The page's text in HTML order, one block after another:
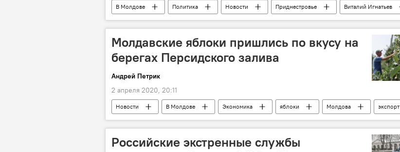
В Молдове Политика Новости Приднестровье
Виталий Игнатьев
ОБСЕ
Приднестровское урегулирование Коронавирус переговоры
Молдавские яблоки пришлись по вкусу на
берегах Персидского залива
Андрей Петрик
2 апреля 2020, 20:11
Новости В Молдове Экономика яблоки Молдова
экспорт
ОАЭ
Дубай статистика
Российские экстренные службы